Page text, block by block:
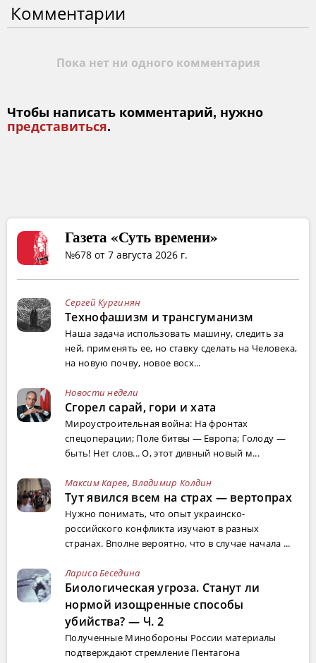
Комментарии
Пока нет ни одного комментария
Чтобы написать комментарий, нужно
представиться.
Газета «Суть времени»
№678 от 7 августа 2026 г.
Сергей Кургинян
Технофашизм и трансгуманизм
Наша задача использовать машину, следить за
ней, применять ее, но ставку сделать на Человека,
на новую почву, новое восх...
Новости недели
Сгорел сарай, гори и хата
Мироустроительная война: На фронтах
спецоперации; Поле битвы — Европа; Голоду —
быть! Нет слов... О, этот дивный новый м...
Максим Карев,Владимир Колдин
Тут явился всем на страх — вертопрах
Нужно понимать, что опыт украинско-
российского конфликта изучают в разных
странах. Вполне вероятно, что в случае начала ...
Лариса Беседина
Биологическая угроза. Станут ли
нормой изощренные способы
убийства? — Ч. 2
Полученные Минобороны России материалы
подтверждают стремление Пентагона